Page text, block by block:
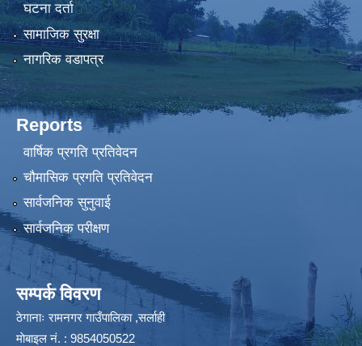
घटना दर्ता
सामाजिक सुरक्षा
नागरिक वडापत्र
Reports
वार्षिक प्रगति प्रतिवेदन
चौमासिक प्रगति प्रतिवेदन
सार्वजनिक सुनुवाई
सार्वजनिक परीक्षण
सम्पर्क विवरण
ठेगानाः रामनगर गाउँपालिका ,सर्लाही
माेबाइल न‌ं. : 9854050522